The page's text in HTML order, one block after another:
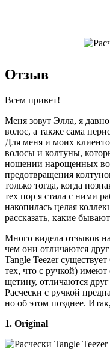
Отзыв
Всем привет!
Меня зовут Элла, я
волос, а также сама
Для меня и моих
волосы и колтуны,
ношении нарощенных
предотвращения
только тогда, когда
тех пор я стала с ними
накопилась целая
рассказать, какие
Много видела отзывов
чем они отличаются
Tangle Teezer
тех, что с ручкой)
щетину, отличаются
Расчески с ручкой
но об этом позднее.
1. Original